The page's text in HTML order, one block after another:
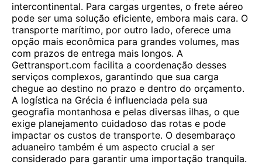
intercontinental. Para cargas urgentes, o frete aéreo
pode ser uma solução eficiente, embora mais cara. O
transporte marítimo, por outro lado, oferece uma
opção mais econômica para grandes volumes, mas
com prazos de entrega mais longos. A
Gettransport.com facilita a coordenação desses
serviços complexos, garantindo que sua carga
chegue ao destino no prazo e dentro do orçamento.
A logística na Grécia é influenciada pela sua
geografia montanhosa e pelas diversas ilhas, o que
exige planejamento cuidadoso das rotas e pode
impactar os custos de transporte. O desembaraço
aduaneiro também é um aspecto crucial a ser
considerado para garantir uma importação tranquila.